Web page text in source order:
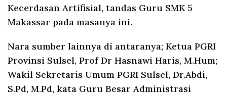
Kecerdasan Artifisial, tandas Guru SMK 5
Makassar pada masanya ini.
Nara sumber lainnya di antaranya; Ketua PGRI
Provinsi Sulsel, Prof Dr Hasnawi Haris, M.Hum;
Wakil Sekretaris Umum PGRI Sulsel, Dr.Abdi,
S.Pd, M.Pd, kata Guru Besar Administrasi